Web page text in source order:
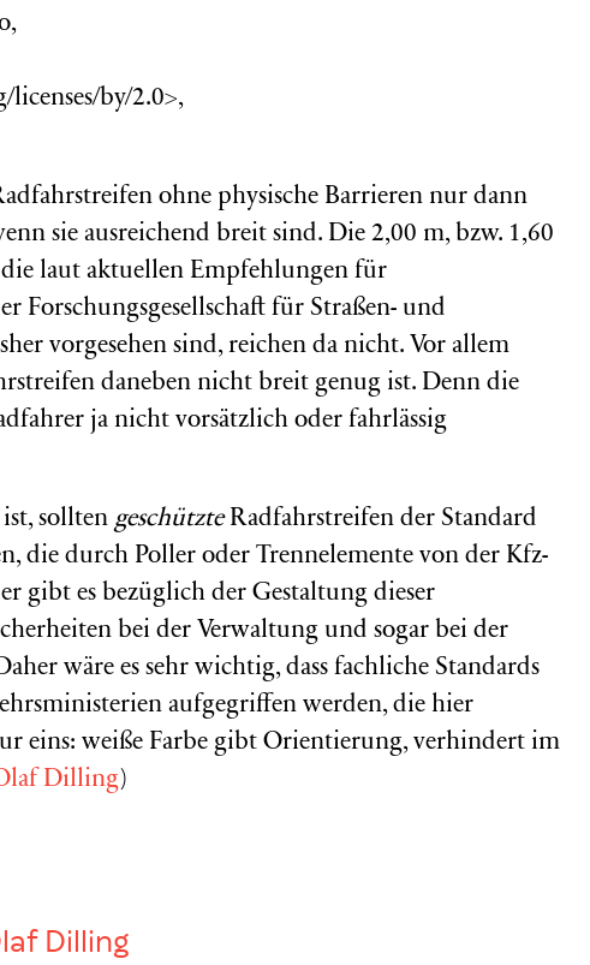
by/2.0>,
ohne physische Barrieren nur dann
sie ausreichend breit sind. Die 2,00 m, bzw. 1,60
laut aktuellen Empfehlungen für
Forschungsgesellschaft für Straßen- und
vorgesehen sind, reichen da nicht. Vor allem
daneben nicht breit genug ist. Denn die
ja nicht vorsätzlich oder fahrlässig
sollten geschützteRadfahrstreifen der Standard
die durch Poller oder Trennelemente von der Kfz-
gibt es bezüglich der Gestaltung dieser
bei der Verwaltung und sogar bei der
wäre es sehr wichtig, dass fachliche Standards
aufgegriffen werden, die hier
eins: weiße Farbe gibt Orientierung, verhindert im
Dilling)
Dilling